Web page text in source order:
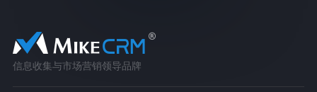
信息收集与市场营销领导品牌